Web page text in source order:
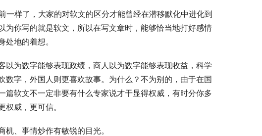
样了，大家的对软文的区分才能曾经在潜移默化中进化到
你写的就是软文，所以在写文章时，能够恰当地打好感情
地的着想。
为数字能够表现政绩，商人以为数字能够表现收益，科学
字，外国人则更喜欢故事。为什么？不为别的，由于在国
篇软文不一定非要有什么专家说才干显得权威，有时分你多
威，更可信。
、事情炒作有敏锐的目光。